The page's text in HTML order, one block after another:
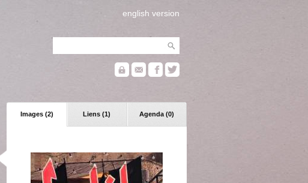
english version
Images (2) Liens (1) Agenda (0)